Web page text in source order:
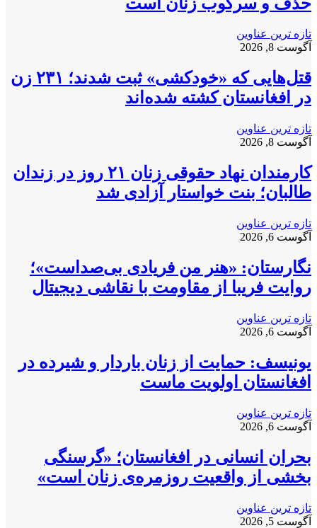
تازه ترین عناوین
آگوست 8, 2026
قتل‌هایی که «خودکشی» ثبت شدند؛ ۲۳۱ زن
در افغانستان کشته شده‌اند
تازه ترین عناوین
آگوست 8, 2026
کارمندان نهاد حقوقی زنان ۲۱ روز در زندان
طالبان؛ بنت خواستار آزادی شد
تازه ترین عناوین
آگوست 6, 2026
نگارستان: «هنر من فریادی بی‌صداست»؛
روایت فریبا از مقاومت با نقاشی دیجیتال
تازه ترین عناوین
آگوست 6, 2026
یونیسف: حمایت از زنان باردار و شیرده در
افغانستان اولویت ماست
تازه ترین عناوین
آگوست 6, 2026
بحران انسانی در افغانستان؛ «گرسنگی
بخشی از واقعیت روزمره‌ی زنان است»
تازه ترین عناوین
آگوست 5, 2026